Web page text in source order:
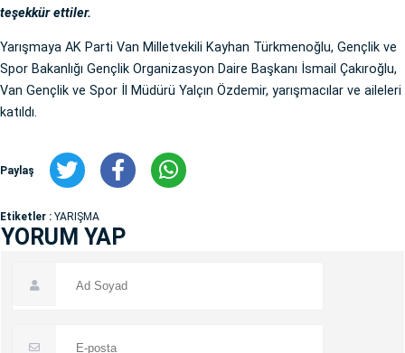
teşekkür ettiler.
Yarışmaya AK Parti Van Milletvekili Kayhan Türkmenoğlu, Gençlik ve
Spor Bakanlığı Gençlik Organizasyon Daire Başkanı İsmail Çakıroğlu,
Van Gençlik ve Spor İl Müdürü Yalçın Özdemir, yarışmacılar ve aileleri
katıldı.
Paylaş
Etiketler : YARIŞMA
YORUM YAP